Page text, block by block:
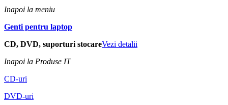
Inapoi la meniu
Genti pentru laptop
CD, DVD, suporturi stocareVezi detalii
Inapoi la Produse IT
CD-uri
DVD-uri